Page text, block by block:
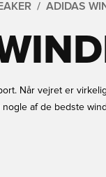
ADIDAS
Når vejret er
af de bedste
af det mest unikke